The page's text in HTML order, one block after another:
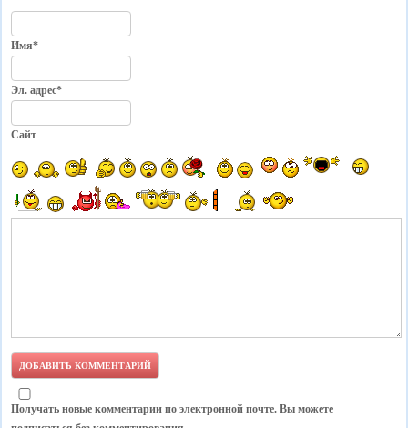
Имя*
Эл. адрес*
Сайт
Получать новые комментарии по электронной почте. Вы можете